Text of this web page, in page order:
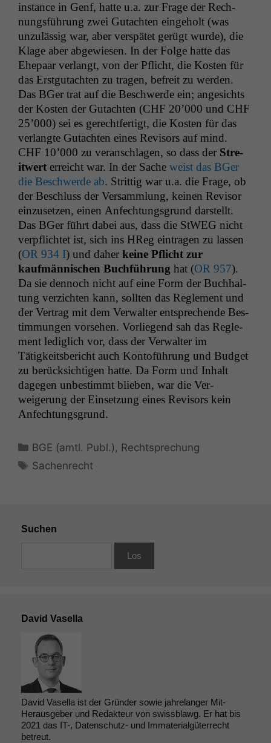
instance in Genf, hat­te u.a. zur Frage der Rech­
nungs­führung zwei Gutacht­en einge­holt (was
unzuläs­sig war, aber ver­spätet gerügt wurde), die
Klage aber abgewiesen. In der Folge hat­te das
Ehep­aar ver­langt, von der Pflicht, die Kosten für
das Erstgutacht­en zu tra­gen, befre­it zu wer­den.
Das BGer trat auf die Beschw­erde ein; angesichts
der Kosten der Gutacht­en (CHF 20’000 und CHF
25’000) sei es gerecht­fer­tigt, die Kosten für das
ver­langte Gutacht­en eines Revi­sors auf mind.
CHF 10’000 zu ver­an­schla­gen, so dass der Stre­
itwert erre­icht war. In der Sache weist das BGer
die Beschw­erde ab. Strit­tig war u.a. die Frage, ob
der Beschluss der Ver­samm­lung, keinen Revi­sor
einzuset­zen, einen Anfech­tungs­grund darstellt.
Das BGer führt dabei aus, dass die StWEG nicht
verpflichtet ist, sich ins HReg ein­tra­gen zu lassen
(OR 934 I) und daher keine Pflicht zur
kaufmän­nis­chen Buch­führung hat (OR 957).
Da sie den­noch nicht auf eine Form der Buch­hal­
tung verzicht­en kann, soll­ten das Regle­ment und
der Ver­trag mit dem Ver­wal­ter entsprechende Bes­
tim­mungen vorse­hen. Vor­liegend sah das Regle­
ment lediglich vor, dass der Ver­wal­ter im
Tätigkeits­bericht auch Kontoführung und Bud­get
zu berück­sichti­gen hat­te. Da Form und Inhalt
dage­gen unbes­timmt blieben, war die Ver­
weigerung der Ein­set­zung eines Revi­sors kein
Anfechtungsgrund.
Kategorien
BGE (amtl. Publ.) , Rechtsprechung
Schlagwörter
Sachenrecht
Suchen
David Vasella
David Vasella ist der Gründer sowie jahrelanger Mit-
Herausgeber und Redakteur von swissblawg. Er hat bis
2021 das IT-, Datenschutz- und Immaterialgüterrecht
betreut.